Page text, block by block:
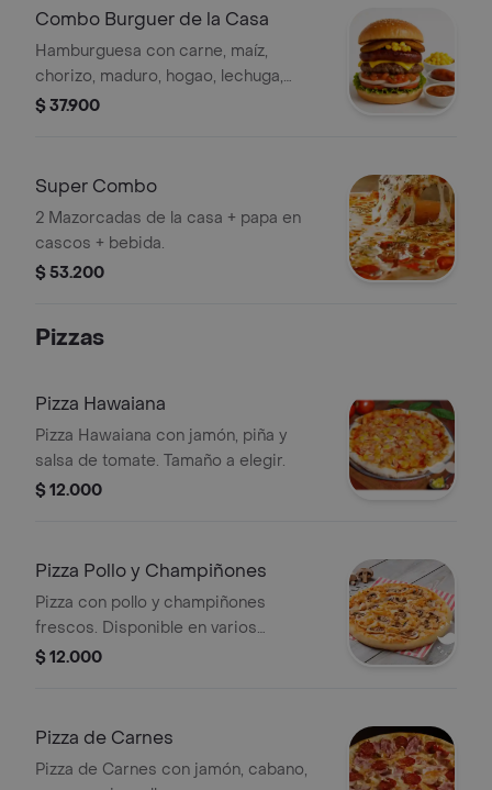
Combo Burguer de la Casa
Hamburguesa con carne, maíz,
chorizo, maduro, hogao, lechuga,
tomate, cebolla y queso en pan con
$ 37.900
Super Combo
2 Mazorcadas de la casa + papa en
cascos + bebida.
$ 53.200
Pizzas
Pizza Hawaiana
Pizza Hawaiana con jamón, piña y
salsa de tomate. Tamaño a elegir.
$ 12.000
Pizza Pollo y Champiñones
Pizza con pollo y champiñones
frescos. Disponible en varios
tamaños.
$ 12.000
Pizza de Carnes
Pizza de Carnes con jamón, cabano,